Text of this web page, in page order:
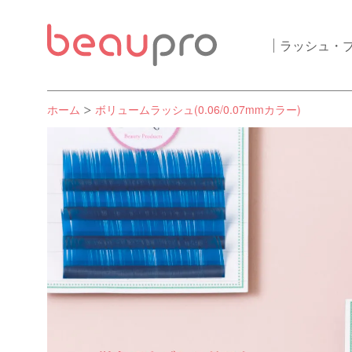
ラッシュ・
ホーム ボリュームラッシュ(0.06/0.07mmカラー)